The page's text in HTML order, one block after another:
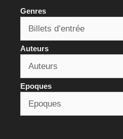
Genres
Auteurs
Epoques